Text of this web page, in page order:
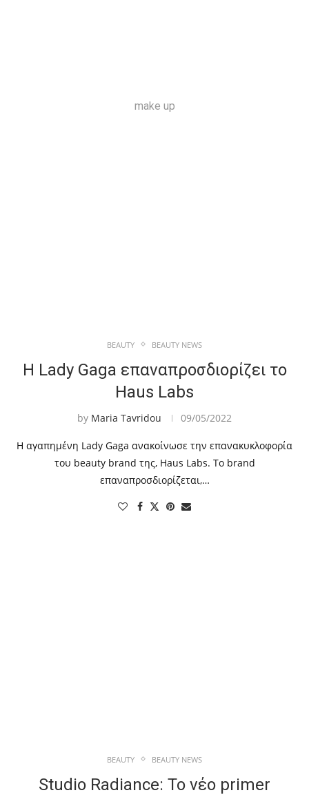
make up
BEAUTY BEAUTY NEWS
Η Lady Gaga επαναπροσδιορίζει το
Haus Labs
by Maria Tavridou 09/05/2022
Η αγαπημένη Lady Gaga ανακοίνωσε την επανακυκλοφορία
του beauty brand της, Haus Labs. Το brand
επαναπροσδιορίζεται,…
BEAUTY BEAUTY NEWS
Studio Radiance: Το νέο primer